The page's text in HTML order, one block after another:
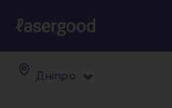
Дніпро